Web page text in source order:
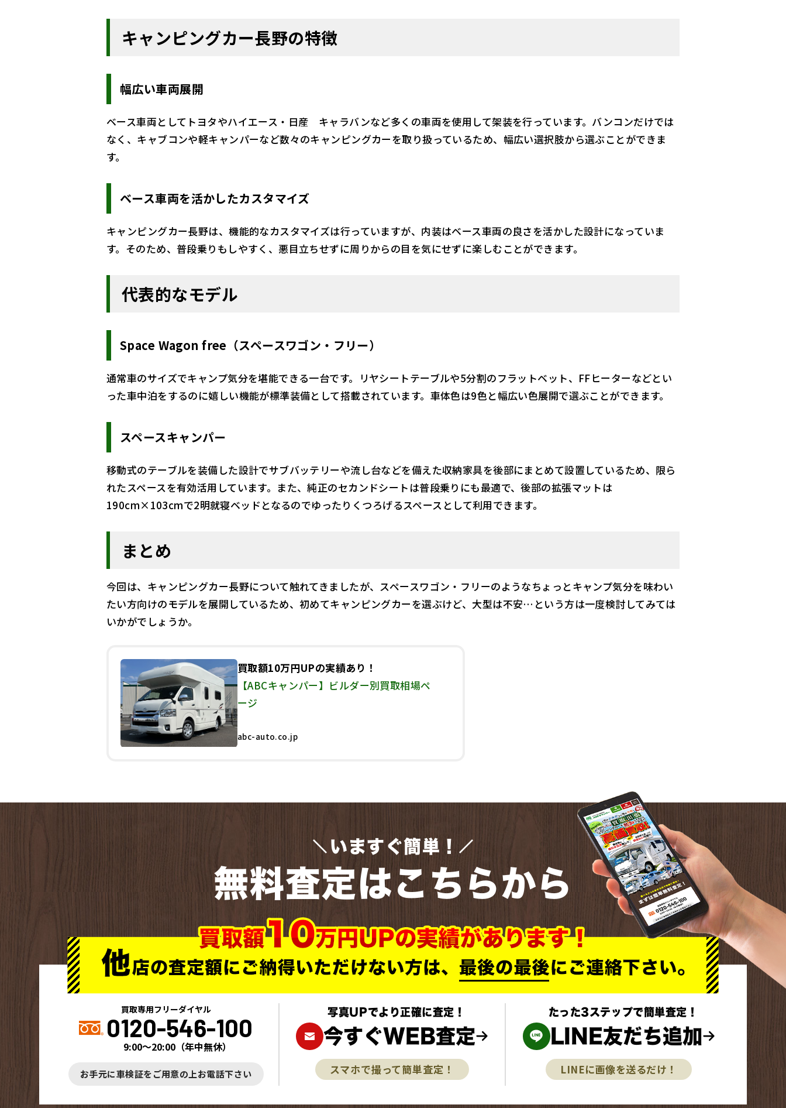
キャンピングカー長野の特徴
幅広い車両展開
ベース車両としてトヨタやハイエース・日産 キャラバンなど多くの車両を使用して架装を行っています。バンコンだけでは
なく、キャブコンや軽キャンパーなど数々のキャンピングカーを取り扱っているため、幅広い選択肢から選ぶことができま
す。
ベース車両を活かしたカスタマイズ
キャンピングカー長野は、機能的なカスタマイズは行っていますが、内装はベース車両の良さを活かした設計になっていま
す。そのため、普段乗りもしやすく、悪目立ちせずに周りからの目を気にせずに楽しむことができます。
代表的なモデル
Space Wagon free（スペースワゴン・フリー）
通常車のサイズでキャンプ気分を堪能できる一台です。リヤシートテーブルや5分割のフラットベット、FFヒーターなどとい
った車中泊をするのに嬉しい機能が標準装備として搭載されています。車体色は9色と幅広い色展開で選ぶことができます。
スペースキャンパー
移動式のテーブルを装備した設計でサブバッテリーや流し台などを備えた収納家具を後部にまとめて設置しているため、限ら
れたスペースを有効活用しています。また、純正のセカンドシートは普段乗りにも最適で、後部の拡張マットは
190cm×103cmで2明就寝ベッドとなるのでゆったりくつろげるスペースとして利用できます。
まとめ
今回は、キャンピングカー長野について触れてきましたが、スペースワゴン・フリーのようなちょっとキャンプ気分を味わい
たい方向けのモデルを展開しているため、初めてキャンピングカーを選ぶけど、大型は不安…という方は一度検討してみては
いかがでしょうか。
買取額10万円UPの実績あり！
【ABCキャンパー】ビルダー別買取相場ペ
ージ
abc-auto.co.jp
いますぐ簡単！
無料査定はこちらから
買取専用フリーダイヤル
0120-546-100
9:00～20:00 （年中無休）
お手元に車検証をご用意の上お電話下さい
写真UPでより正確に査定！
今すぐWEB査定
スマホで撮って簡単査定！
たった3ステップで簡単査定！
LINE友だち追加
LINEに画像を送るだけ！